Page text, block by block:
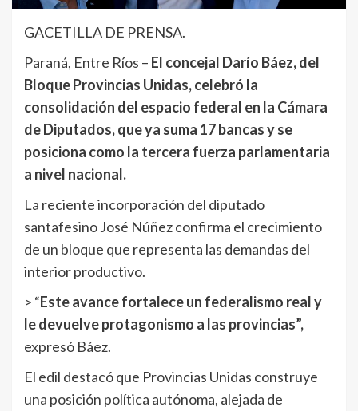
GACETILLA DE PRENSA.
Paraná, Entre Ríos – El concejal Darío Báez, del
Bloque Provincias Unidas, celebró la
consolidación del espacio federal en la Cámara
de Diputados, que ya suma 17 bancas y se
posiciona como la tercera fuerza parlamentaria
a nivel nacional.
La reciente incorporación del diputado
santafesino José Núñez confirma el crecimiento
de un bloque que representa las demandas del
interior productivo.
> “Este avance fortalece un federalismo real y
le devuelve protagonismo a las provincias”,
expresó Báez.
El edil destacó que Provincias Unidas construye
una posición política autónoma, alejada de